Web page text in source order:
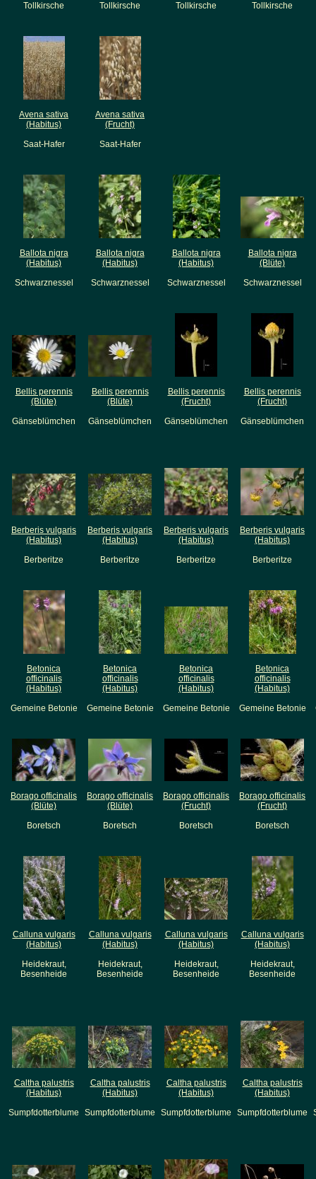
Tollkirsche
Tollkirsche
Tollkirsche
Tollkirsche
Avena sativa
(Habitus)
Saat-Hafer
Avena sativa
(Frucht)
Saat-Hafer
Ballota nigra
(Habitus)
Schwarznessel
Ballota nigra
(Habitus)
Schwarznessel
Ballota nigra
(Habitus)
Schwarznessel
Ballota nigra
(Blüte)
Schwarznessel
Bellis perennis
(Blüte)
Gänseblümchen
Bellis perennis
(Blüte)
Gänseblümchen
Bellis perennis
(Frucht)
Gänseblümchen
Bellis perennis
(Frucht)
Gänseblümchen
Berberis vulgaris
(Habitus)
Berberitze
Berberis vulgaris
(Habitus)
Berberitze
Berberis vulgaris
(Habitus)
Berberitze
Berberis vulgaris
(Habitus)
Berberitze
Betonica
officinalis
(Habitus)
Gemeine Betonie
Betonica
officinalis
(Habitus)
Gemeine Betonie
Betonica
officinalis
(Habitus)
Gemeine Betonie
Betonica
officinalis
(Habitus)
Gemeine Betonie
Borago officinalis
(Blüte)
Boretsch
Borago officinalis
(Blüte)
Boretsch
Borago officinalis
(Frucht)
Boretsch
Borago officinalis
(Frucht)
Boretsch
Calluna vulgaris
(Habitus)
Heidekraut,
Besenheide
Calluna vulgaris
(Habitus)
Heidekraut,
Besenheide
Calluna vulgaris
(Habitus)
Heidekraut,
Besenheide
Calluna vulgaris
(Habitus)
Heidekraut,
Besenheide
Caltha palustris
(Habitus)
Sumpfdotterblume
Caltha palustris
(Habitus)
Sumpfdotterblume
Caltha palustris
(Habitus)
Sumpfdotterblume
Caltha palustris
(Habitus)
Sumpfdotterblume